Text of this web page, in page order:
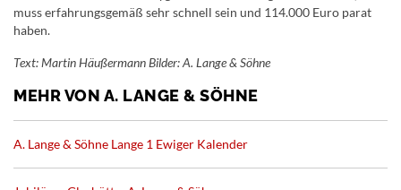
muss erfahrungsgemäß sehr schnell sein und 114.000 Euro parat
haben.
Text: Martin Häußermann Bilder: A. Lange & Söhne
MEHR VON A. LANGE & SÖHNE
A. Lange & Söhne Lange 1 Ewiger Kalender